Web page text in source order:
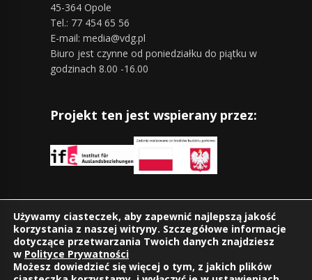
45-364 Opole
Tel.: 77 454 65 56
E-mail: media@vdg.pl
Biuro jest czynne od poniedziałku do piątku w
godzinach 8.00 -16.00
Projekt ten jest wspierany przez:
Znajdziesz nas również na:
Używamy ciasteczek, aby zapewnić najlepszą jakość
korzystania z naszej witryny. Szczegółowe informacje
dotyczące przetwarzania Twoich danych znajdziesz
w Polityce Prywatności
Możesz dowiedzieć się więcej o tym, z jakich plików